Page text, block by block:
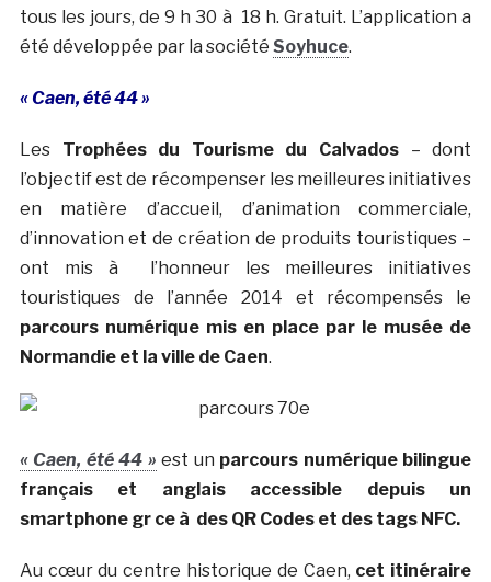
tous les jours, de 9 h 30 à 18 h. Gratuit. L’application a
été développée par la société Soyhuce.
« Caen, été 44 »
Les Trophées du Tourisme du Calvados– dont
l’objectif est de récompenser les meilleures initiatives
en matière d’accueil, d’animation commerciale,
d’innovation et de création de produits touristiques –
ont mis à l’honneur les meilleures initiatives
touristiques de l’année 2014 et récompensés le
parcours numérique mis en place par le musée de
Normandie et la ville de Caen.
« Caen, été 44 » est un parcours numérique bilingue
français et anglais accessible depuis un
smartphone gr ce à des QR Codes et des tags NFC.
Au cœur du centre historique de Caen, cet itinéraire